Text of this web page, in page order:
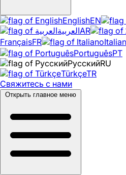
EnglishEN
العربيةAR
FrançaisFR
PortuguêsPT
РусскийRU
TürkçeTR
Свяжитесь с нами
Открыть главное меню